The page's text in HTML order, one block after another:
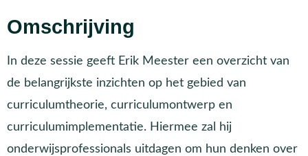
Omschrijving
In deze sessie geeft Erik Meester een overzicht van
de belangrijkste inzichten op het gebied van
curriculumtheorie, curriculumontwerp en
curriculumimplementatie. Hiermee zal hij
onderwijsprofessionals uitdagen om hun denken over